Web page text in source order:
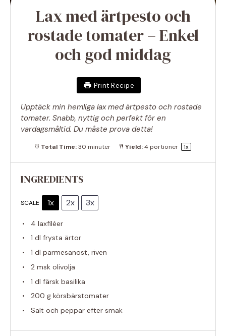
Lax med ärtpesto och
rostade tomater – Enkel
och god middag
Print Recipe
Upptäck min hemliga lax med ärtpesto och rostade
tomater. Snabb, nyttig och perfekt för en
vardagsmåltid. Du måste prova detta!
Total Time: 30 minuter Yield: 4 portioner 1x
INGREDIENTS
SCALE 1x 2x 3x
4 laxfiléer
1 dl frysta ärtor
1 dl parmesanost, riven
2 msk olivolja
1 dl färsk basilika
200 g körsbärstomater
Salt och peppar efter smak